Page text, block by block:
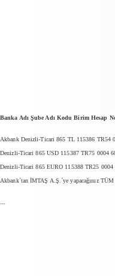
Banka Adı Şube Adı Kodu Birim Hesap
Akbank Denizli-Ticari 865 TL 115386 TR54
Denizli-Ticari 865 USD 115387 TR75 0004
Denizli-Ticari 865 EURO 115388 TR25 0004
Akbank´tan İMTAŞ A.Ş.´ye yapacağınız